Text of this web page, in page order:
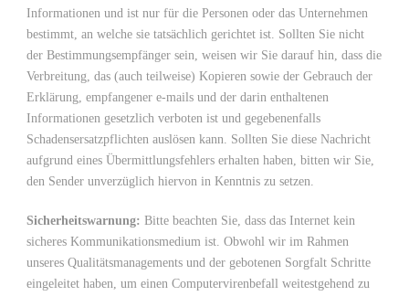
Informationen und ist nur für die Personen oder das Unternehmen
bestimmt, an welche sie tatsächlich gerichtet ist. Sollten Sie nicht
der Bestimmungsempfänger sein, weisen wir Sie darauf hin, dass die
Verbreitung, das (auch teilweise) Kopieren sowie der Gebrauch der
Erklärung, empfangener e-mails und der darin enthaltenen
Informationen gesetzlich verboten ist und gegebenenfalls
Schadensersatzpflichten auslösen kann. Sollten Sie diese Nachricht
aufgrund eines Übermittlungsfehlers erhalten haben, bitten wir Sie,
den Sender unverzüglich hiervon in Kenntnis zu setzen.
Sicherheitswarnung: Bitte beachten Sie, dass das Internet kein
sicheres Kommunikationsmedium ist. Obwohl wir im Rahmen
unseres Qualitätsmanagements und der gebotenen Sorgfalt Schritte
eingeleitet haben, um einen Computervirenbefall weitestgehend zu